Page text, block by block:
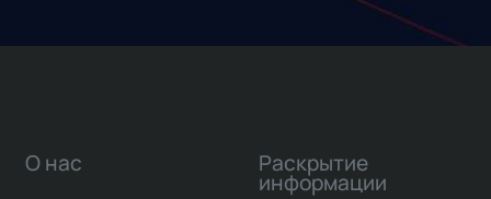
О нас Раскрытие
информации